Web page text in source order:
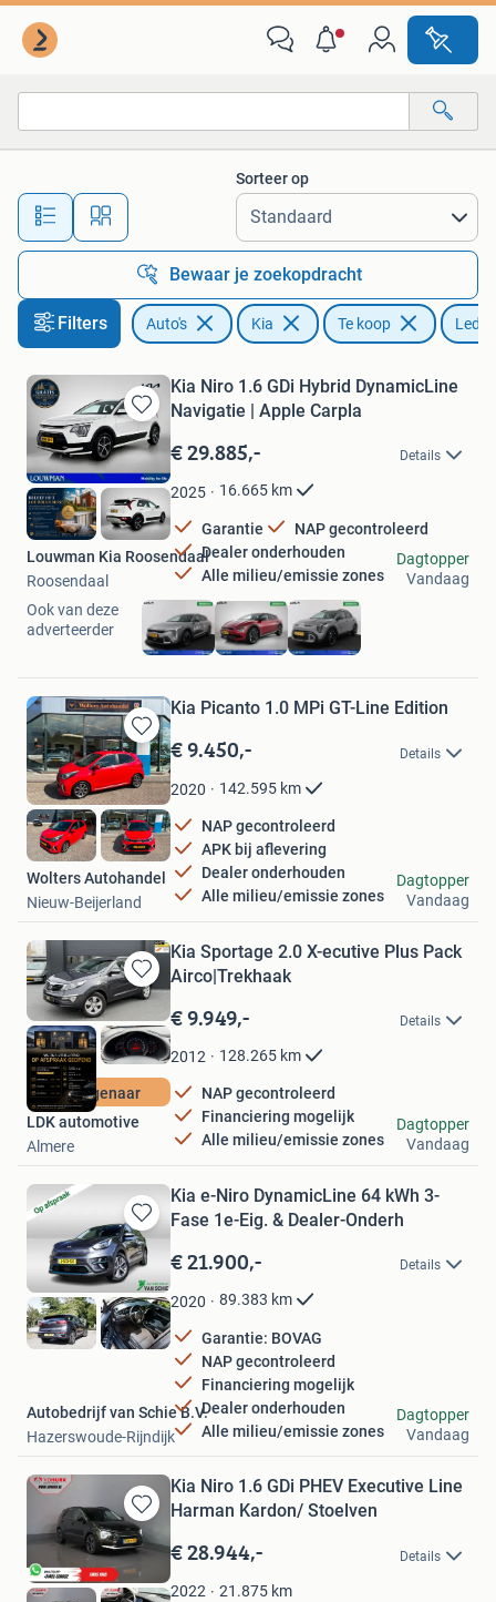
Alle afstanden…
Sorteer op
Bewaar je zoekopdracht
Filters Auto's Kia Te koop
Bewaren
in
Mijn
Favorieten
Kia Niro 1.6 GDi Hybrid DynamicLine
Navigatie | Apple Carpla
€ 29.885,- Details
2025 16.665 km
Garantie
NAP gecontroleerd
Dealer onderhouden
Alle milieu/emissie zones
Louwman Kia Roosendaal
Roosendaal
Dagtopper
Vandaag
Ook van deze
adverteerder
Bewaren
in
Mijn
Favorieten
Kia Picanto 1.0 MPi GT-Line Edition
€ 9.450,- Details
2020 142.595 km
NAP gecontroleerd
APK bij aflevering
Dealer onderhouden
Alle milieu/emissie zones
Wolters Autohandel
Nieuw-Beijerland
Dagtopper
Vandaag
Bewaren
in
Mijn
Favorieten
1e Eigenaar
Kia Sportage 2.0 X-ecutive Plus Pack
Airco|Trekhaak
€ 9.949,- Details
2012 128.265 km
NAP gecontroleerd
Financiering mogelijk
Alle milieu/emissie zones
LDK automotive
Almere
Dagtopper
Vandaag
Bewaren
in
Mijn
Favorieten
Kia e-Niro DynamicLine 64 kWh 3-
Fase 1e-Eig. & Dealer-Onderh
€ 21.900,- Details
2020 89.383 km
Garantie: BOVAG
NAP gecontroleerd
Financiering mogelijk
Dealer onderhouden
Alle milieu/emissie zones
Autobedrijf van Schie B.V.
Hazerswoude-Rijndijk
Dagtopper
Vandaag
Bewaren
in
Mijn
Favorieten
Kia Niro 1.6 GDi PHEV Executive Line
Harman Kardon/ Stoelven
€ 28.944,- Details
2022 21.875 km